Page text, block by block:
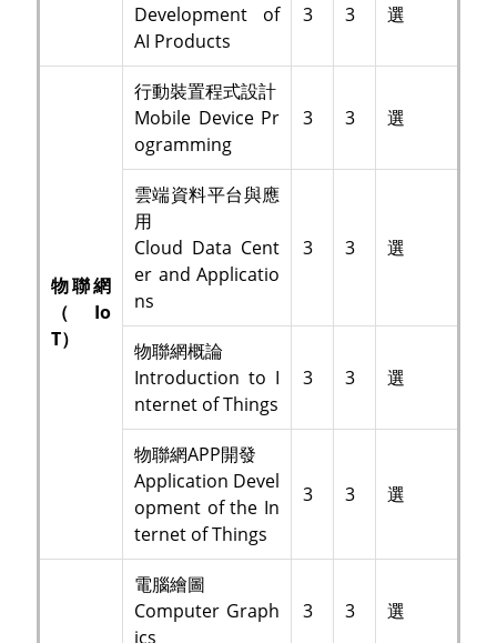
Development of
AI Products
3 3 選
物聯網
（Io
T）
行動裝置程式設計
Mobile Device Pr
ogramming
3 3 選
雲端資料平台與應
用
Cloud Data Cent
er and Applicatio
ns
3 3 選
物聯網概論
Introduction to I
nternet of Things
3 3 選
物聯網APP開發
Application Devel
opment of the In
ternet of Things
3 3 選
電腦繪圖
Computer Graph
ics
3 3 選